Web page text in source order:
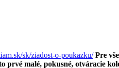
sk/ziadost-o-poukazku/ Pre
prvé malé, pokusné, otváracie